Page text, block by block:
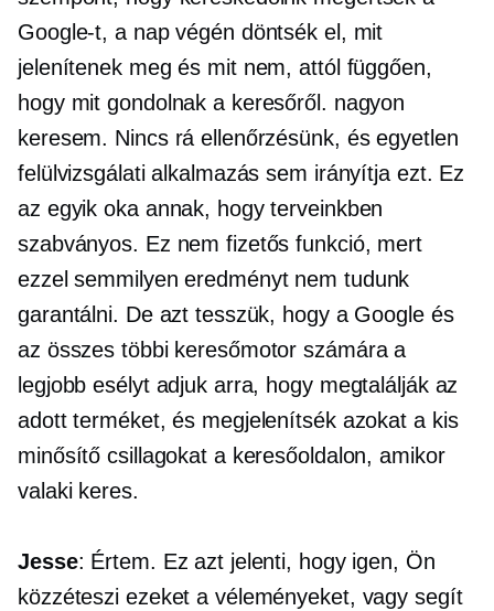
Google-t, a nap végén döntsék el, mit
jelenítenek meg és mit nem, attól függően,
hogy mit gondolnak a keresőről. nagyon
keresem. Nincs rá ellenőrzésünk, és egyetlen
felülvizsgálati alkalmazás sem irányítja ezt. Ez
az egyik oka annak, hogy terveinkben
szabványos. Ez nem fizetős funkció, mert
ezzel semmilyen eredményt nem tudunk
garantálni. De azt tesszük, hogy a Google és
az összes többi keresőmotor számára a
legjobb esélyt adjuk arra, hogy megtalálják az
adott terméket, és megjelenítsék azokat a kis
minősítő csillagokat a keresőoldalon, amikor
valaki keres.
Jesse: Értem. Ez azt jelenti, hogy igen, Ön
közzéteszi ezeket a véleményeket, vagy segít